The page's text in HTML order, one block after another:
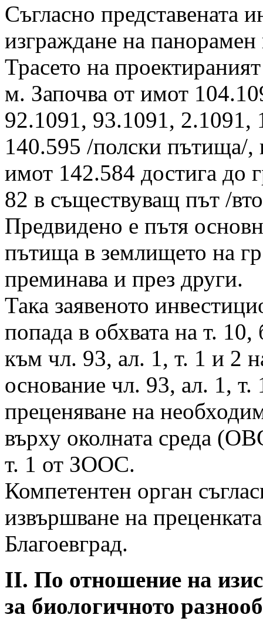
Съгласно представената
изграждане на
Трасето на
м. Започва от имот
92.1091, 93.1091, 2.1091,
140.595 /полски пътища/,
имот 142.584 достига до
82 в съществуващ път /
Предвидено е пътя
пътища в землището на
преминава и през други.
Така заявеното
попада в обхвата на т.
към чл. 93, ал. 1, т. 1 и 2
основание чл. 93, ал. 1,
преценяване на
върху околната среда
т. 1 от ЗООС.
Компетентен орган
извършване на
Благоевград.
ІІ. По отношение на
за биологичното